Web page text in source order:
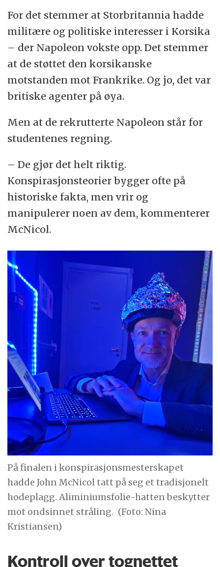
For det stemmer at Storbritannia hadde
militære og politiske interesser i Korsika
– der Napoleon vokste opp. Det stemmer
at de støttet den korsikanske
motstanden mot Frankrike. Og jo, det var
britiske agenter på øya.
Men at de rekrutterte Napoleon står for
studentenes regning.
– De gjør det helt riktig.
Konspirasjonsteorier bygger ofte på
historiske fakta, men vrir og
manipulerer noen av dem, kommenterer
McNicol.
På finalen i konspirasjonsmesterskapet
hadde John McNicol tatt på seg et tradisjonelt
hodeplagg. Aliminiumsfolie-hatten beskytter
mot ondsinnet stråling. (Foto: Nina
Kristiansen)
Kontroll over tognettet